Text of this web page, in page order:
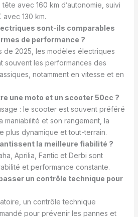
avec 160 km d’autonomie, suivi
130 km.
sont-ils comparables
de performance ?
de 2025, les modèles électriques
souvent les performances des
notamment en vitesse et en
une moto et un scooter 50cc ?
: le scooter est souvent préféré
maniabilité et son rangement, la
plus dynamique et tout-terrain.
la meilleure fiabilité ?
Aprilia, Fantic et Derbi sont
et performance constante.
un contrôle technique pour
un contrôle technique
pour prévenir les pannes et